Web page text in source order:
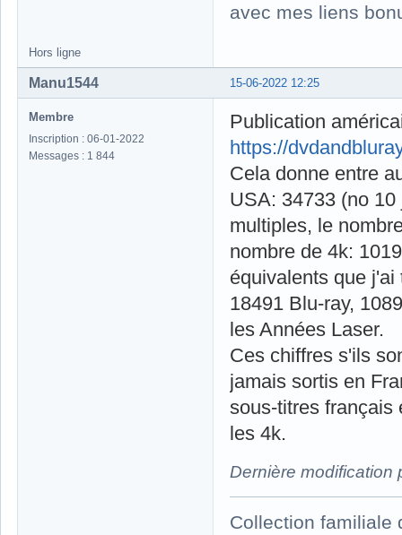
avec mes liens
Hors ligne
15-06-2022 12:25
Manu1544
Membre
Inscription : 06-01-2022
Messages : 1 844
Publication
https://
Cela donne entre
USA: 34733 (no
multiples, le
nombre de 4k:
équivalents que
18491 Blu-ray,
les Années Laser.
Ces chiffres s'ils
jamais sortis en
sous-titres français
les 4k.
Dernière modification
Collection familiale